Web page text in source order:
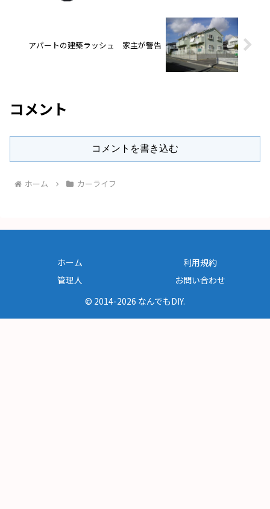
アパートの建築ラッシュ 家主が警告
コメント
コメントを書き込む
ホーム カーライフ
ホーム
利用規約
管理人
お問い合わせ
© 2014-2026 なんでもDIY.